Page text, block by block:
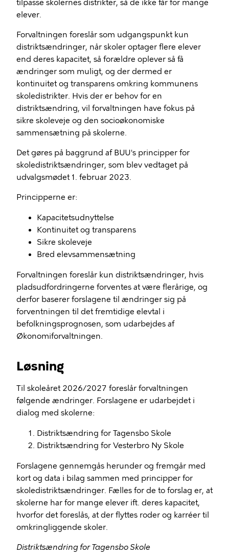
tilpasse skolernes distrikter, så de ikke får for mange
elever.
Forvaltningen foreslår som udgangspunkt kun
distriktsændringer, når skoler optager flere elever
end deres kapacitet, så forældre oplever så få
ændringer som muligt, og der dermed er
kontinuitet og transparens omkring kommunens
skoledistrikter. Hvis der er behov for en
distriktsændring, vil forvaltningen have fokus på
sikre skoleveje og den socioøkonomiske
sammensætning på skolerne.
Det gøres på baggrund af BUU's principper for
skoledistriktsændringer, som blev vedtaget på
udvalgsmødet 1. februar 2023.
Principperne er:
Kapacitetsudnyttelse
Kontinuitet og transparens
Sikre skoleveje
Bred elevsammensætning
Forvaltningen foreslår kun distriktsændringer, hvis
pladsudfordringerne forventes at være flerårige, og
derfor baserer forslagene til ændringer sig på
forventningen til det fremtidige elevtal i
befolkningsprognosen, som udarbejdes af
Økonomiforvaltningen.
Løsning
Til skoleåret 2026/2027 foreslår forvaltningen
følgende ændringer. Forslagene er udarbejdet i
dialog med skolerne:
Distriktsændring for Tagensbo Skole
Distriktsændring for Vesterbro Ny Skole
Forslagene gennemgås herunder og fremgår med
kort og data i bilag sammen med principper for
skoledistriktsændringer. Fælles for de to forslag er, at
skolerne har for mange elever ift. deres kapacitet,
hvorfor det foreslås, at der flyttes roder og karréer til
omkringliggende skoler.
Distriktsændring for Tagensbo Skole